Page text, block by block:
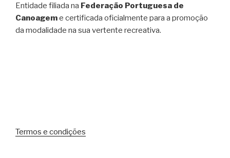
Entidade filiada na Federação Portuguesa de
Canoageme certificada oficialmente para a promoção
da modalidade na sua vertente recreativa.
Termos e condições